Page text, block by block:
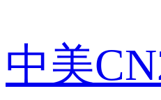
中美